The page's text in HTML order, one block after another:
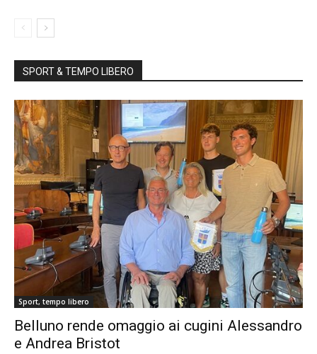
SPORT & TEMPO LIBERO
Sport, tempo libero
Belluno rende omaggio ai cugini Alessandro
e Andrea Bristot